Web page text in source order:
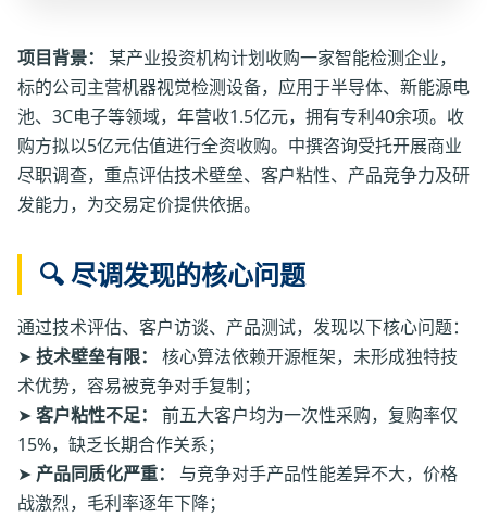
项目背景：
某产业投资机构计划收购一家智能检测企业，
标的公司主营机器视觉检测设备，应用于半导体、新能源电
池、3C电子等领域，年营收1.5亿元，拥有专利40余项。收
购方拟以5亿元估值进行全资收购。中撰咨询受托开展商业
尽职调查，重点评估技术壁垒、客户粘性、产品竞争力及研
发能力，为交易定价提供依据。
🔍 尽调发现的核心问题
通过技术评估、客户访谈、产品测试，发现以下核心问题：
➤ 技术壁垒有限：
核心算法依赖开源框架，未形成独特技
术优势，容易被竞争对手复制；
➤ 客户粘性不足：
前五大客户均为一次性采购，复购率仅
15%，缺乏长期合作关系；
➤ 产品同质化严重：
与竞争对手产品性能差异不大，价格
战激烈，毛利率逐年下降；